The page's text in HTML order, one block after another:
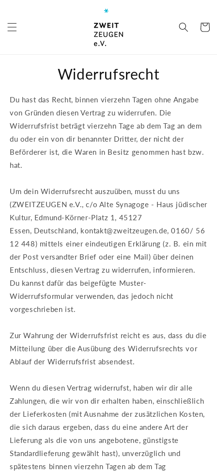
Widerrufsrecht
Du hast das Recht, binnen vierzehn Tagen ohne Angabe
von Gründen diesen Vertrag zu widerrufen. Die
Widerrufsfrist beträgt vierzehn Tage ab dem Tag an dem
du oder ein von dir benannter Dritter, der nicht der
Beförderer ist, die Waren in Besitz genommen hast bzw.
hat.
Um dein Widerrufsrecht auszuüben, musst du uns
(ZWEITZEUGEN e.V., c/o Alte Synagoge - Haus jüdischer
Kultur, Edmund-Körner-Platz 1, 45127
Essen, Deutschland, kontakt@zweitzeugen.de,0160/ 56
12 448) mittels einer eindeutigen Erklärung (z. B. ein mit
der Post versandter Brief oder eine Mail) über deinen
Entschluss, diesen Vertrag zu widerrufen, informieren.
Du kannst dafür das beigefügte Muster-
Widerrufsformular verwenden, das jedoch nicht
vorgeschrieben ist.
Zur Wahrung der Widerrufsfrist reicht es aus, dass du die
Mitteilung über die Ausübung des Widerrufsrechts vor
Ablauf der Widerrufsfrist absendest.
Wenn du diesen Vertrag widerrufst, haben wir dir alle
Zahlungen, die wir von dir erhalten haben, einschließlich
der Lieferkosten (mit Ausnahme der zusätzlichen Kosten,
die sich daraus ergeben, dass du eine andere Art der
Lieferung als die von uns angebotene, günstigste
Standardlieferung gewählt hast), unverzüglich und
spätestens binnen vierzehn Tagen ab dem Tag